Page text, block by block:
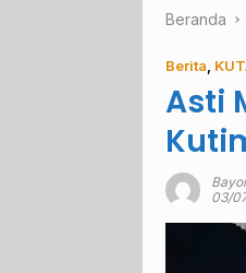
e
Beranda
Berita
Asti
03/